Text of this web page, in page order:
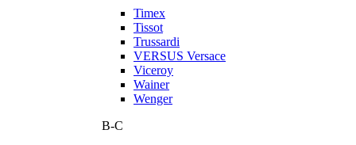
Timex
Tissot
Trussardi
VERSUS Versace
Viceroy
Wainer
Wenger
В-С